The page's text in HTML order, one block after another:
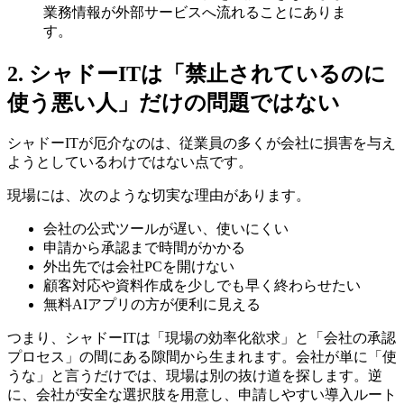
業務情報が外部サービスへ流れることにありま
す。
2. シャドーITは「禁止されているのに
使う悪い人」だけの問題ではない
シャドーITが厄介なのは、従業員の多くが会社に損害を与え
ようとしているわけではない点です。
現場には、次のような切実な理由があります。
会社の公式ツールが遅い、使いにくい
申請から承認まで時間がかかる
外出先では会社PCを開けない
顧客対応や資料作成を少しでも早く終わらせたい
無料AIアプリの方が便利に見える
つまり、シャドーITは「現場の効率化欲求」と「会社の承認
プロセス」の間にある隙間から生まれます。会社が単に「使
うな」と言うだけでは、現場は別の抜け道を探します。逆
に、会社が安全な選択肢を用意し、申請しやすい導入ルート